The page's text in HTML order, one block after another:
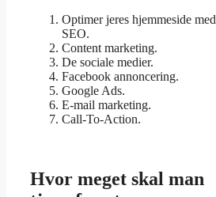
Optimer jeres hjemmeside med
SEO.
Content marketing.
De sociale medier.
Facebook annoncering.
Google Ads.
E-mail marketing.
Call-To-Action.
Hvor meget skal man